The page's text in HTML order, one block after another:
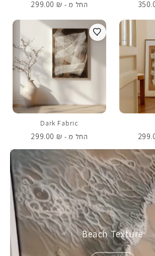
החל מ -
299.00 ₪
Dark Fabric
החל מ -
299.00 ₪
Beach Texture